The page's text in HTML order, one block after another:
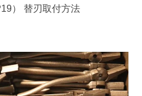
） 替刃取付方法